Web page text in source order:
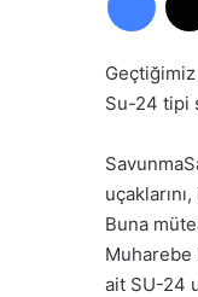
Geçtiğimiz
Su-24 tipi
Buna
Muharebe
ait SU-24